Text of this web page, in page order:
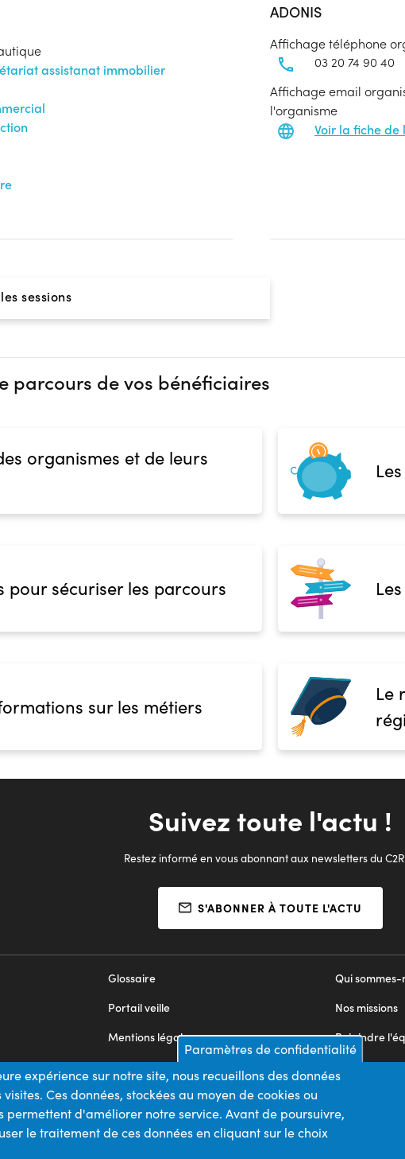
assistanat immobilier
ADONIS
Affichage téléphone
03 20 74 90 40
Affichage email
l'organisme
Voir la fiche
sessions
parcours de vos bénéficiaires
organismes et de leurs
pour sécuriser les parcours
sur les métiers
Le
Suivez toute l'actu !
Restez informé en vous abonnant aux newsletters du
S'ABONNER À TOUTE L'ACTU
Qui sommes-
Nos missions
Rejoindre
Nous
Glossaire
Portail veille
Mentions légales
Appels d'offres
Plan du site
Paramètres de confidentialité
expérience sur notre site, nous recueillons des données
Ces données, stockées au moyen de cookies ou
permettent d'améliorer notre service. Avant de poursuivre,
le traitement de ces données en cliquant sur le choix